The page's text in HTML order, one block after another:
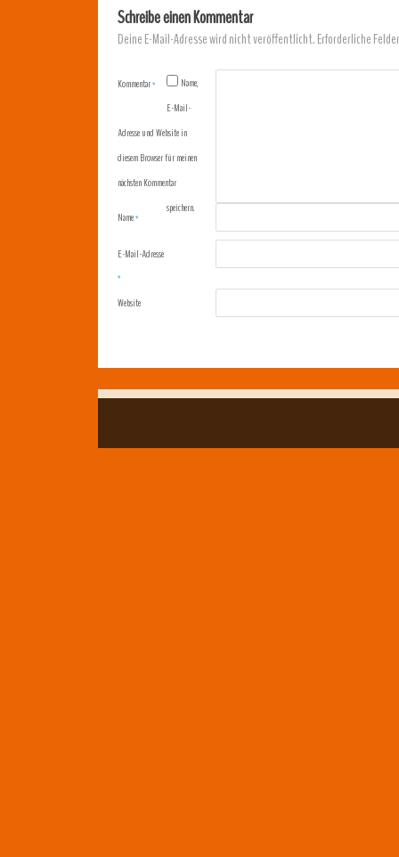
Schreibe einen Kommentar
Deine E-Mail-Adresse wird nicht veröffentlicht.Erforderliche
Kommentar*
Name*
E-Mail-Adresse
*
Website
Name,
E-Mail-
Adresse und Website in
diesem Browser für meinen
nächsten Kommentar
speichern.